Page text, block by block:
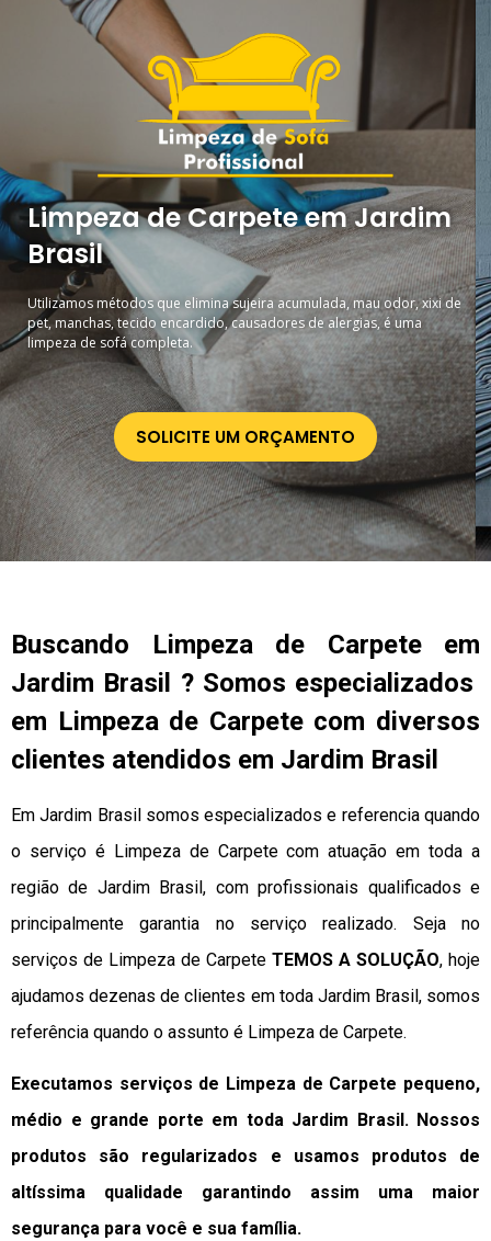
Limpeza de Carpete em Jardim
Brasil
Utilizamos métodos que elimina sujeira acumulada, mau odor, xixi de
pet, manchas, tecido encardido, causadores de alergias, é uma
limpeza de sofá completa.
SOLICITE UM ORÇAMENTO
Buscando Limpeza de Carpete em
Jardim Brasil ? Somos especializados
em Limpeza de Carpete com diversos
clientes atendidos em Jardim Brasil
Em Jardim Brasil somos especializados e referencia quando
o serviço é Limpeza de Carpete com atuação em toda a
região de Jardim Brasil, com profissionais qualificados e
principalmente garantia no serviço realizado. Seja no
serviços de Limpeza de Carpete TEMOS A SOLUÇÃO, hoje
ajudamos dezenas de clientes em toda Jardim Brasil, somos
referência quando o assunto é Limpeza de Carpete.
Executamos serviços de Limpeza de Carpete pequeno,
médio e grande porte em toda Jardim Brasil. Nossos
produtos são regularizados e usamos produtos de
altíssima qualidade garantindo assim uma maior
segurança para você e sua família.